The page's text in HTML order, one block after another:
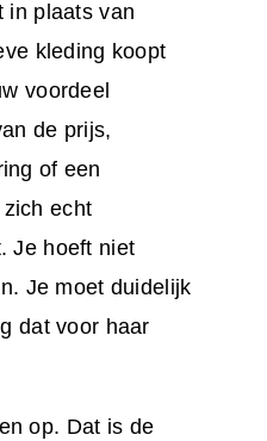
in plaats van
kleding koopt
voordeel
de prijs,
of een
echt
Je hoeft niet
Je moet duidelijk
dat voor haar
op. Dat is de